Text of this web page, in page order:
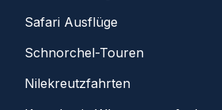
Safari Ausflüge
Schnorchel-Touren
Nilekreutzfahrten